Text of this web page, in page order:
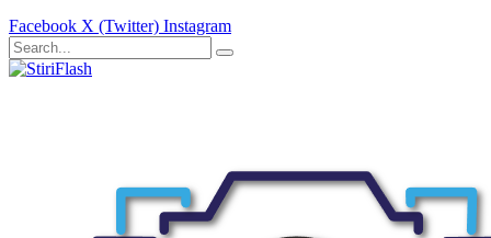
Facebook X (Twitter) Instagram